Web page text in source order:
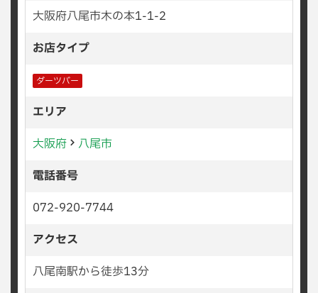
大阪府八尾市木の本1-1-2
お店タイプ
ダーツバー
エリア
大阪府
八尾市
電話番号
072-920-7744
アクセス
八尾南駅から徒歩13分